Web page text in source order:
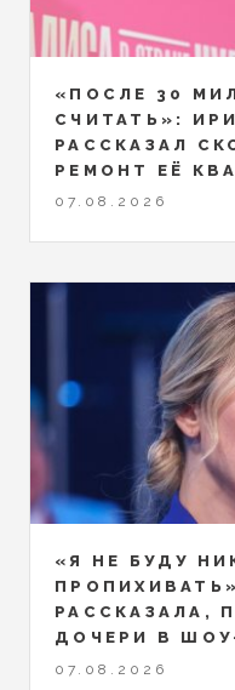
«ПОСЛЕ 30
СЧИТАТЬ»:
РАССКАЗАЛ
РЕМОНТ ЕЁ
07.08.2026
«Я НЕ БУДУ
РАССКАЗАЛА,
ДОЧЕРИ В
07.08.2026